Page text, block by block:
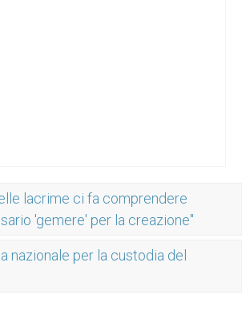
lacrime ci fa comprendere
'gemere' per la creazione"
nazionale per la custodia del